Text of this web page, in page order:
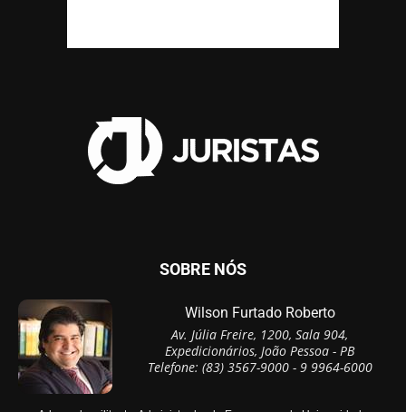
SOBRE NÓS
Wilson Furtado Roberto
Av. Júlia Freire, 1200, Sala 904,
Expedicionários, João Pessoa - PB
Telefone: (83) 3567-9000 - 9 9964-6000